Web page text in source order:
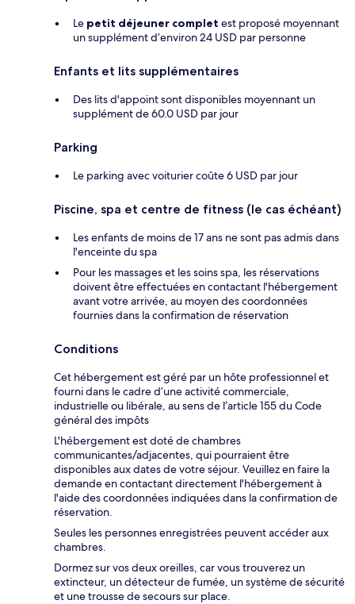
Le petit déjeuner complet est proposé moyennant
un supplément d’environ 24 USD par personne
Enfants et lits supplémentaires
Des lits d'appoint sont disponibles moyennant un
supplément de 60.0 USD par jour
Parking
Le parking avec voiturier coûte 6 USD par jour
Piscine, spa et centre de fitness (le cas échéant)
Les enfants de moins de 17 ans ne sont pas admis dans
l'enceinte du spa
Pour les massages et les soins spa, les réservations
doivent être effectuées en contactant l'hébergement
avant votre arrivée, au moyen des coordonnées
fournies dans la confirmation de réservation
Conditions
Cet hébergement est géré par un hôte professionnel et
fourni dans le cadre d’une activité commerciale,
industrielle ou libérale, au sens de l’article 155 du Code
général des impôts
L'hébergement est doté de chambres
communicantes/adjacentes, qui pourraient être
disponibles aux dates de votre séjour. Veuillez en faire la
demande en contactant directement l'hébergement à
l'aide des coordonnées indiquées dans la confirmation de
réservation.
Seules les personnes enregistrées peuvent accéder aux
chambres.
Dormez sur vos deux oreilles, car vous trouverez un
extincteur, un détecteur de fumée, un système de sécurité
et une trousse de secours sur place.